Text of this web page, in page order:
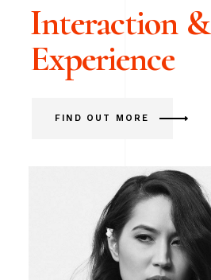
Interaction &
Experience
FIND OUT MORE